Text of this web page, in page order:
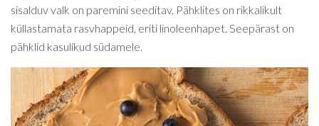
sisalduv valk on paremini seeditav. Pähklites on rikkalikult
küllastamata rasvhappeid, eriti linoleenhapet. Seepärast on
pähklid kasulikud südamele.